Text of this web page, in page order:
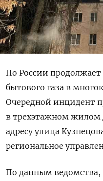
По России продолжает
бытового газа в
Очередной инцидент
в трехэтажном жилом
адресу улица
региональное
По данным ведомства,